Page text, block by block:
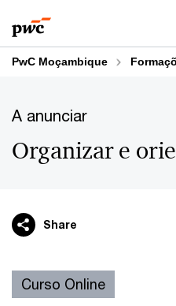
to
content
to
footer
PwC Moçambique
A anunciar
Organizar e
Share
Curso Online